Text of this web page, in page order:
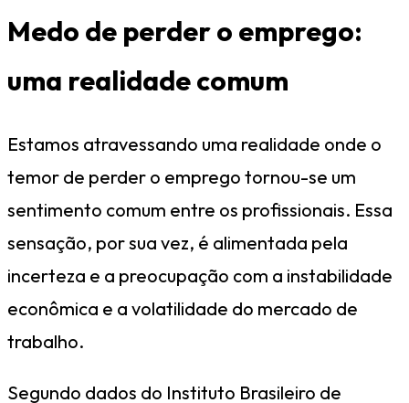
Medo de perder o emprego:
uma realidade comum
Estamos atravessando uma realidade onde o
temor de perder o emprego tornou-se um
sentimento comum entre os profissionais. Essa
sensação, por sua vez, é alimentada pela
incerteza e a preocupação com a instabilidade
econômica e a volatilidade do mercado de
trabalho.
Segundo dados do Instituto Brasileiro de